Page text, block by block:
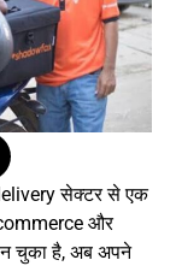
सेक्टर से एक
और
चुका है, अब अपने